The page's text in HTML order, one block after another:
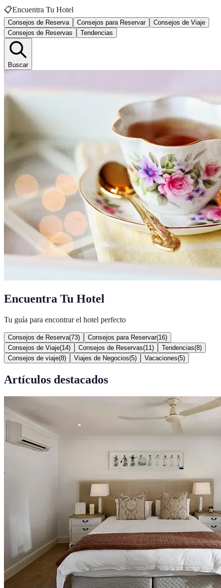
📋Encuentra Tu Hotel
Consejos de Reserva Consejos para Reservar
Consejos de Viaje
Consejos de Reservas
Tendencias
Buscar
Encuentra Tu Hotel
Tu guía para encontrar el hotel perfecto
Consejos de Reserva(73) Consejos para Reservar(16)
Consejos de Viaje(14) Consejos de Reservas(11 ) Tendencias(8)
Consejos de viaje(8) Viajes de Negocios(5) Vacaciones(5)
Artículos destacados